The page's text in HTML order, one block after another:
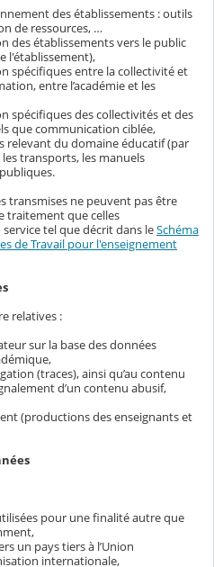
des établissements : outils
de ressources, …
des établissements vers le public
l'établissement),
spécifiques entre la collectivité et
entre l’académie et les
spécifiques des collectivités et des
que communication ciblée,
du domaine éducatif (par
transports, les manuels
transmises ne peuvent pas être
traitement que celles
tel que décrit dans leSchéma
de Travail pour l'enseignement
relatives :
sur la base des données
(traces), ainsi qu’au contenu
d’un contenu abusif,
(productions des enseignants et
pour une finalité autre que
un pays tiers à l’Union
internationale,